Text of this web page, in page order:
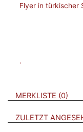
Flyer in türkischer
.
VERWEISE AUF
MERKLISTE 0
ZULETZT